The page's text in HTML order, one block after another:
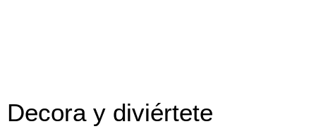
Decora y diviértete